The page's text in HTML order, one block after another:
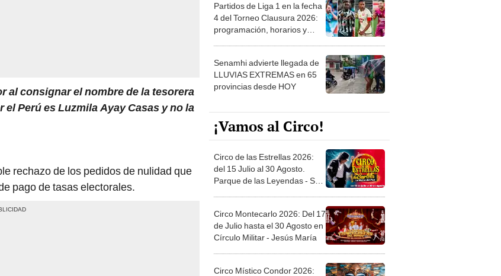
al consignar el nombre de la tesorera
Perú es Luzmila Ayay Casas y no la
rechazo de los pedidos de nulidad que
pago de tasas electorales.
Partidos de Liga 1 en la fecha
4 del Torneo Clausura 2026:
programación, horarios y
Senamhi advierte llegada de
LLUVIAS EXTREMAS en 65
provincias desde HOY
¡Vamos al Circo!
Circo de las Estrellas 2026:
del 15 Julio al 30 Agosto.
Parque de las Leyendas - San
Circo Montecarlo 2026: Del 17
de Julio hasta el 30 Agosto en
Círculo Militar - Jesús María
Circo Místico Condor 2026: